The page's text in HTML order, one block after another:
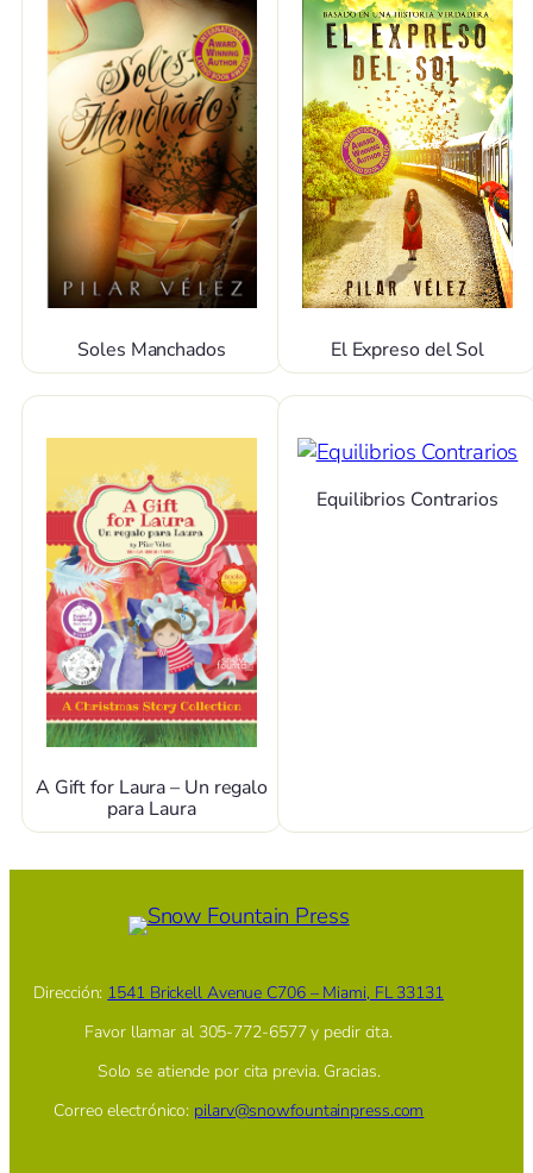
Soles Manchados El Expreso del Sol
A Gift for Laura – Un regalo
para Laura
Equilibrios Contrarios
Dirección: 1541 Brickell Avenue C706 – Miami, FL 33131
Favor llamar al 305-772-6577 y pedir cita.
Solo se atiende por cita previa. Gracias.
Correo electrónico: pilarv@snowfountainpress.com